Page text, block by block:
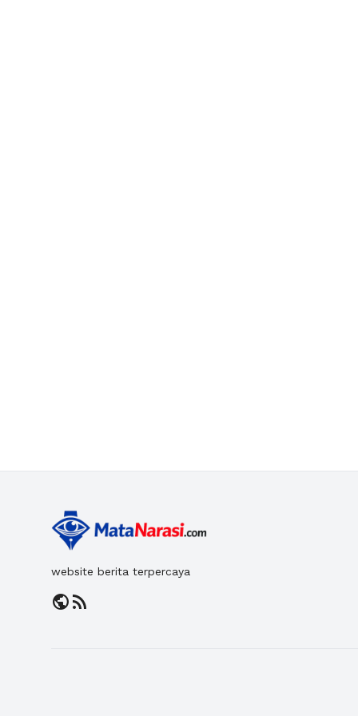
website berita terpercaya
publicrss_feed